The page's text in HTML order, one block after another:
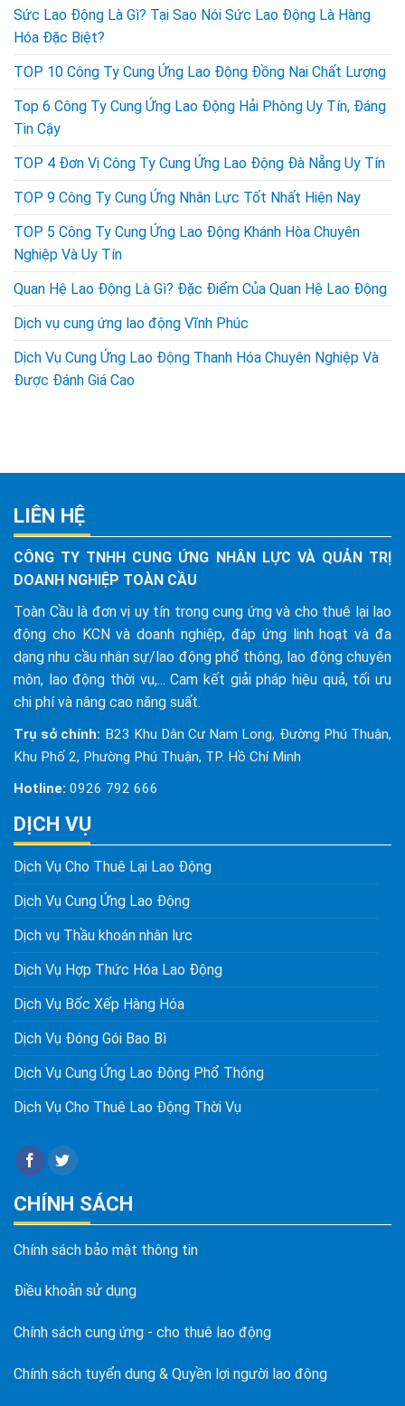
Sức Lao Động Là Gì? Tại Sao Nói Sức Lao Động Là Hàng
Hóa Đặc Biệt?
TOP 10 Công Ty Cung Ứng Lao Động Đồng Nai Chất Lượng
Top 6 Công Ty Cung Ứng Lao Động Hải Phòng Uy Tín, Đáng
Tin Cậy
TOP 4 Đơn Vị Công Ty Cung Ứng Lao Động Đà Nẵng Uy Tín
TOP 9 Công Ty Cung Ứng Nhân Lực Tốt Nhất Hiện Nay
TOP 5 Công Ty Cung Ứng Lao Động Khánh Hòa Chuyên
Nghiệp Và Uy Tín
Quan Hệ Lao Động Là Gì? Đặc Điểm Của Quan Hệ Lao Động
Dịch vụ cung ứng lao động Vĩnh Phúc
Dịch Vụ Cung Ứng Lao Động Thanh Hóa Chuyên Nghiệp Và
Được Đánh Giá Cao
LIÊN HỆ
CÔNG TY TNHH CUNG ỨNG NHÂN LỰC VÀ QUẢN TRỊ
DOANH NGHIỆP TOÀN CẦU
Toàn Cầu là đơn vị uy tín trong cung ứng và cho thuê lại lao
động cho KCN và doanh nghiệp, đáp ứng linh hoạt và đa
dạng nhu cầu nhân sự/lao động phổ thông, lao động chuyên
môn, lao động thời vụ,... Cam kết giải pháp hiệu quả, tối ưu
chi phí và nâng cao năng suất.
Trụ sở chính: B23 Khu Dân Cư Nam Long, Đường Phú Thuận,
Khu Phố 2, Phường Phú Thuận, TP. Hồ Chí Minh
Hotline: 0926 792 666
DỊCH VỤ
Dịch Vụ Cho Thuê Lại Lao Động
Dịch Vụ Cung Ứng Lao Động
Dịch vụ Thầu khoán nhân lực
Dịch Vụ Hợp Thức Hóa Lao Động
Dịch Vụ Bốc Xếp Hàng Hóa
Dịch Vụ Đóng Gói Bao Bì
Dịch Vụ Cung Ứng Lao Động Phổ Thông
Dịch Vụ Cho Thuê Lao Động Thời Vụ
CHÍNH SÁCH
Chính sách bảo mật thông tin
Điều khoản sử dụng
Chính sách cung ứng - cho thuê lao động
Chính sách tuyển dụng & Quyền lợi người lao động